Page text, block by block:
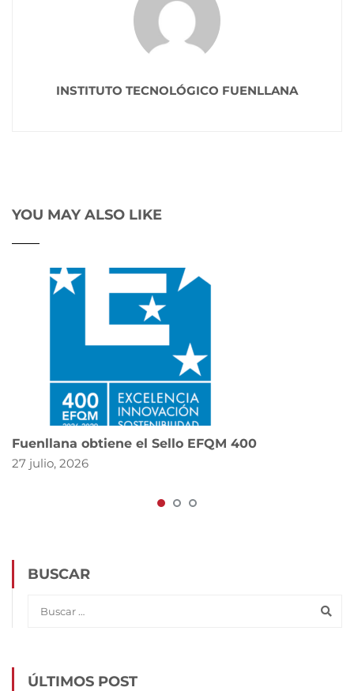
INSTITUTO TECNOLÓGICO FUENLLANA
YOU MAY ALSO LIKE
Fuenllana obtiene el Sello EFQM 400
27 julio, 2026
BUSCAR
ÚLTIMOS POST